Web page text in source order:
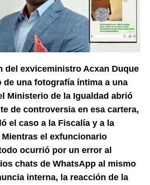
del exviceministro Acxan Duque
de una fotografía íntima a una
Ministerio de la Igualdad abrió
de controversia en esa cartera,
el caso a la Fiscalía y a la
el exfuncionario
ocurrió por un error al
chats de WhatsApp al mismo
interna, la reacción de la